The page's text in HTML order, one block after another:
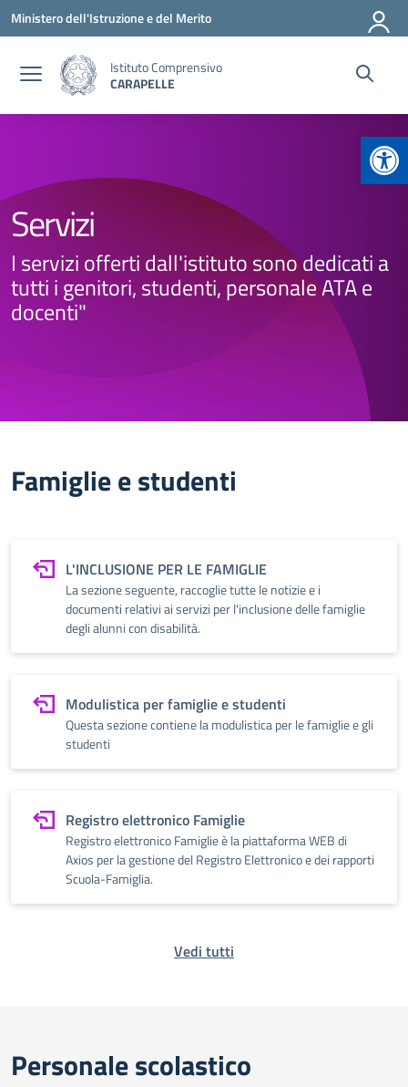
Vai ai contenuti
Vai al menu di navigazione
Vai al footer
Ministero dell'Istruzione e del Merito
Istituto Comprensivo
CARAPELLE
Servizi
I servizi offerti dall'istituto sono dedicati a
tutti i genitori, studenti, personale ATA e
docenti"
Famiglie e studenti
L'INCLUSIONE PER LE FAMIGLIE
La sezione seguente, raccoglie tutte le notizie e i
documenti relativi ai servizi per l'inclusione delle famiglie
degli alunni con disabilità.
Modulistica per famiglie e studenti
Questa sezione contiene la modulistica per le famiglie e gli
studenti
Registro elettronico Famiglie
Registro elettronico Famiglie è la piattaforma WEB di
Axios per la gestione del Registro Elettronico e dei rapporti
Scuola-Famiglia.
Vedi tutti
Personale scolastico